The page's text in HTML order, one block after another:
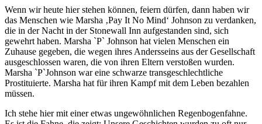
Wenn wir heute hier stehen können, feiern dürfen, dann haben wir
das Menschen wie Marsha ‚Pay It No Mind‘ Johnson zu verdanken,
die in der Nacht in der Stonewall Inn aufgestanden sind, sich
gewehrt haben. Marsha `P` Johnson hat vielen Menschen ein
Zuhause gegeben, die wegen ihres Andersseins aus der Gesellschaft
ausgeschlossen waren, die von ihren Eltern verstoßen wurden.
Marsha `P`Johnson war eine schwarze transgeschlechtliche
Prostituierte. Marsha hat für ihren Kampf mit dem Leben bezahlen
müssen.
Ich stehe hier mit einer etwas ungewöhnlichen Regenbogenfahne.